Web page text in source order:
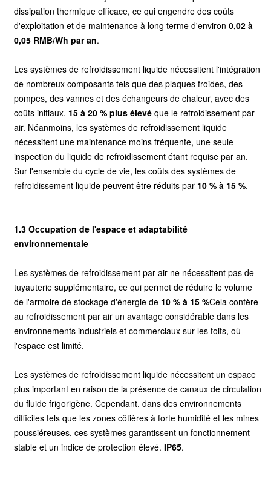
dissipation thermique efficace, ce qui engendre des coûts
d'exploitation et de maintenance à long terme d'environ 0,02 à
0,05 RMB/Wh par an.
Les systèmes de refroidissement liquide nécessitent l'intégration
de nombreux composants tels que des plaques froides, des
pompes, des vannes et des échangeurs de chaleur, avec des
coûts initiaux. 15 à 20 % plus élevé que le refroidissement par
air. Néanmoins, les systèmes de refroidissement liquide
nécessitent une maintenance moins fréquente, une seule
inspection du liquide de refroidissement étant requise par an.
Sur l'ensemble du cycle de vie, les coûts des systèmes de
refroidissement liquide peuvent être réduits par 10 % à 15 %.
1.3 Occupation de l'espace et adaptabilité
environnementale
Les systèmes de refroidissement par air ne nécessitent pas de
tuyauterie supplémentaire, ce qui permet de réduire le volume
de l'armoire de stockage d'énergie de 10 % à 15 %Cela confère
au refroidissement par air un avantage considérable dans les
environnements industriels et commerciaux sur les toits, où
l'espace est limité.
Les systèmes de refroidissement liquide nécessitent un espace
plus important en raison de la présence de canaux de circulation
du fluide frigorigène. Cependant, dans des environnements
difficiles tels que les zones côtières à forte humidité et les mines
poussiéreuses, ces systèmes garantissent un fonctionnement
stable et un indice de protection élevé. IP65.